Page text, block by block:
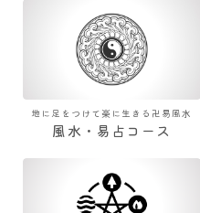
地に足をつけて楽に生きる卍易風水
風水・易占コース